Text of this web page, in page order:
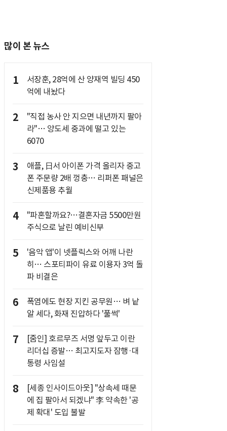
많이 본 뉴스
1
서장훈, 28억에 산 양재역 빌딩 450
억에 내놨다
2
"직접 농사 안 지으면 내년까지 팔아
라"… 양도세 중과에 떨고 있는
6070
3
애플, 日서 아이폰 가격 올리자 중고
폰 주문량 2배 껑충… 리퍼폰 패널은
신제품용 추월
4
"파혼할까요?…결혼자금 5500만원
주식으로 날린 예비신부
5
'음악 앱'이 넷플릭스와 어깨 나란
히… 스포티파이 유료 이용자 3억 돌
파 비결은
6
폭염에도 현장 지킨 공무원… 벼 낱
알 세다, 화재 진압하다 '풀썩'
7
[줌인] 호르무즈 서명 앞두고 이란
리더십 증발… 최고지도자 잠행·대
통령 사임설
8
[세종 인사이드아웃] "상속세 때문
에 집 팔아서 되겠냐" 李 약속한 '공
제 확대' 도입 불발